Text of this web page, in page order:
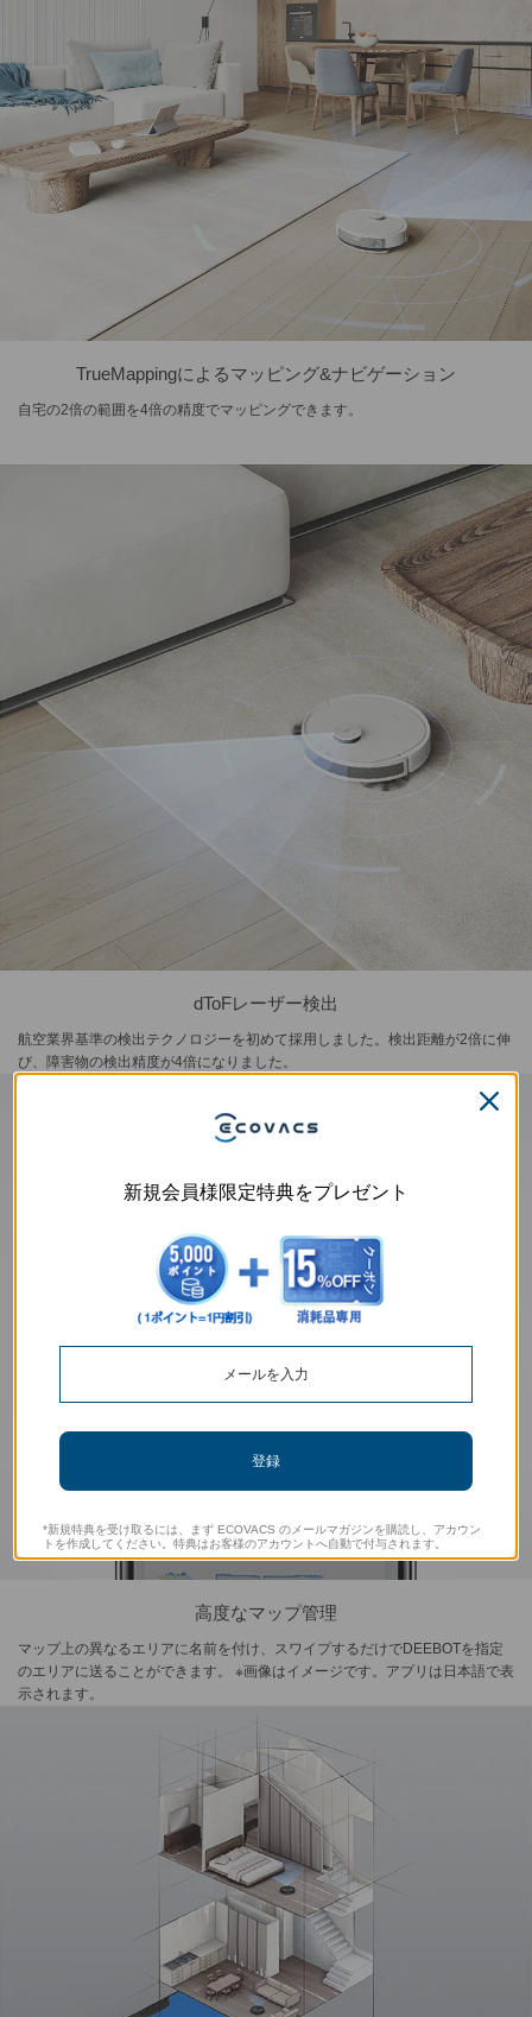
TrueMappingによるマッピング&ナビゲーション
自宅の2倍の範囲を4倍の精度でマッピングできます。
dToFレーザー検出
航空業界基準の検出テクノロジーを初めて採用しました。検出距離が2倍に伸
び、障害物の検出精度が4倍になりました。
高度なマップ管理
マップ上の異なるエリアに名前を付け、スワイプするだけでDEEBOTを指定
のエリアに送ることができます。 ※画像はイメージです。アプリは日本語で表
示されます。
新規会員様限定特典をプレゼント
登録
*新規特典を受け取るには、まず ECOVACS のメールマガジンを購読し、アカウン
トを作成してください。特典はお客様のアカウントへ自動で付与されます。